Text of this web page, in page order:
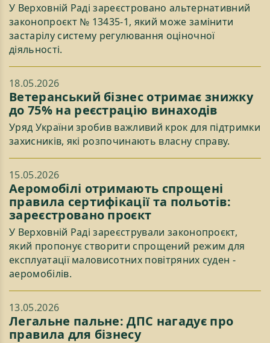
У Верховній Раді зареєстровано альтернативний
законопроєкт № 13435-1, який може замінити
застарілу систему регулювання оціночної
діяльності.
18.05.2026
Ветеранський бізнес отримає знижку
до 75% на реєстрацію винаходів
Уряд України зробив важливий крок для підтримки
захисників, які розпочинають власну справу.
15.05.2026
Аеромобілі отримають спрощені
правила сертифікації та польотів:
зареєстровано проєкт
У Верховній Раді зареєстрували законопроєкт,
який пропонує створити спрощений режим для
експлуатації маловисотних повітряних суден -
аеромобілів.
13.05.2026
Легальне пальне: ДПС нагадує про
правила для бізнесу